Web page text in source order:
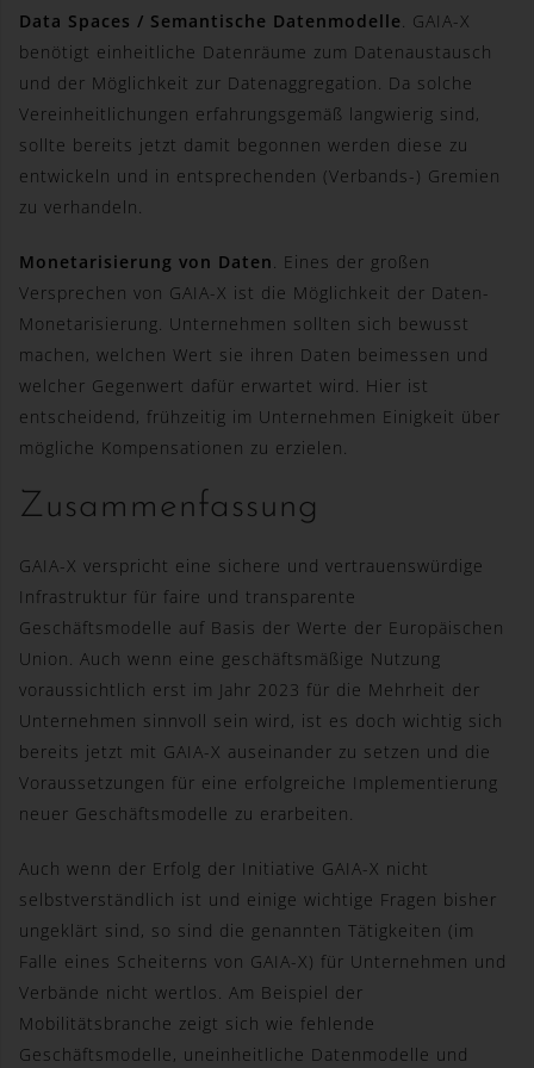
Data Spaces / Semantische Datenmodelle. GAIA-X
benötigt einheitliche Datenräume zum Datenaustausch
und der Möglichkeit zur Datenaggregation. Da solche
Vereinheitlichungen erfahrungsgemäß langwierig sind,
sollte bereits jetzt damit begonnen werden diese zu
entwickeln und in entsprechenden (Verbands-) Gremien
zu verhandeln.
Monetarisierung von Daten. Eines der großen
Versprechen von GAIA-X ist die Möglichkeit der Daten-
Monetarisierung. Unternehmen sollten sich bewusst
machen, welchen Wert sie ihren Daten beimessen und
welcher Gegenwert dafür erwartet wird. Hier ist
entscheidend, frühzeitig im Unternehmen Einigkeit über
mögliche Kompensationen zu erzielen.
Zusammenfassung
GAIA-X verspricht eine sichere und vertrauenswürdige
Infrastruktur für faire und transparente
Geschäftsmodelle auf Basis der Werte der Europäischen
Union. Auch wenn eine geschäftsmäßige Nutzung
voraussichtlich erst im Jahr 2023 für die Mehrheit der
Unternehmen sinnvoll sein wird, ist es doch wichtig sich
bereits jetzt mit GAIA-X auseinander zu setzen und die
Voraussetzungen für eine erfolgreiche Implementierung
neuer Geschäftsmodelle zu erarbeiten.
Auch wenn der Erfolg der Initiative GAIA-X nicht
selbstverständlich ist und einige wichtige Fragen bisher
ungeklärt sind, so sind die genannten Tätigkeiten (im
Falle eines Scheiterns von GAIA-X) für Unternehmen und
Verbände nicht wertlos. Am Beispiel der
Mobilitätsbranche zeigt sich wie fehlende
Geschäftsmodelle, uneinheitliche Datenmodelle und
Die Internetseiten verwenden Cookies. Cookies sind
Textdateien, welche über einen Internetbrowser auf
einem Computersystem abgelegt und gespeichert
werden.
Zahlreiche Internetseiten und Server verwenden
Cookies. Viele Cookies enthalten eine sogenannte
Cookie-ID. Eine Cookie-ID ist eine eindeutige Kennung
welche Internetseiten und Server dem konkreten
Internetbrowser zugeordnet werden können, in dem das
Cookie gespeichert wurde. Dies ermöglicht es den
besuchten Internetseiten und Servern, den individuellen
Browser der betroffenen Person von anderen
Internetbrowsern, die andere Cookies enthalten, zu
unterscheiden. Ein bestimmter Internetbrowser kann
identifiziert werden.
Durch den Einsatz von Cookies kann den Nutzern
dieser Internetseite nutzerfreundlichere Services
möglich wären.
Mittels eines Cookies können die Informationen und
Angebote auf unserer Internetseite im Sinne des
Benutzers optimiert werden. Cookies ermöglichen uns,
wie bereits erwähnt, die Benutzer unserer Internetseite
wiederzuerkennen. Zweck dieser Wiedererkennung ist
es, den Nutzern die Verwendung unserer Internetseite
zu erleichtern. Der Benutzer einer Internetseite, die
jedem Besuch der Internetseite erneut seine
und dem auf dem Computersystem des Benutzers
abgelegten Cookie übernommen wird. Ein weiteres
Beispiel ist das Cookie eines Warenkorbes im Online-
Shop. Der Online-Shop merkt sich die Artikel, die ein
Kunde in den virtuellen Warenkorb gelegt hat, über ein
Die betroffene Person kann die Setzung von Cookies